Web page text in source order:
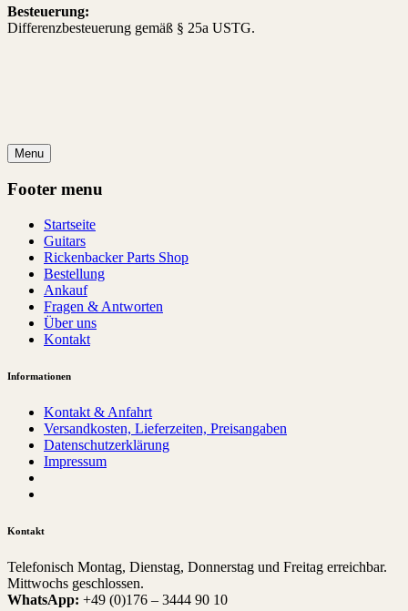
Besteuerung:
Differenzbesteuerung gemäß § 25a USTG.
Menu
Footer menu
Startseite
Guitars
Rickenbacker Parts Shop
Bestellung
Ankauf
Fragen & Antworten
Über uns
Kontakt
Informationen
Kontakt & Anfahrt
Versandkosten, Lieferzeiten, Preisangaben
Datenschutzerklärung
Impressum
Kontakt
Telefonisch Montag, Dienstag, Donnerstag und Freitag erreichbar.
Mittwochs geschlossen.
WhatsApp: +49 (0)176 – 3444 90 10